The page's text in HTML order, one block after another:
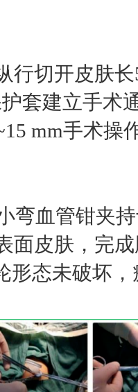
行切开皮肤
套建立手术
mm手术操
弯血管钳夹
面皮肤，完
形态未破坏